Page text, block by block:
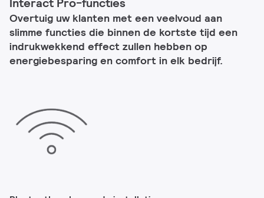
Overtuig uw klanten met een veelvoud aan
slimme functies die binnen de kortste tijd een
indrukwekkend effect zullen hebben op
energiebesparing en comfort in elk bedrijf.